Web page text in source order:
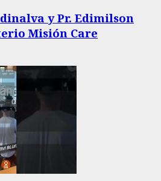
y Pr. Edimilson
Misión Care